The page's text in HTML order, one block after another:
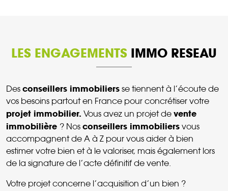
LES ENGAGEMENTS IMMO RESEAU
Des conseillers immobiliers se tiennent à l’écoute de
vos besoins partout en France pour concrétiser votre
projet immobilier. Vous avez un projet de vente
immobilière ? Nos conseillers immobiliers vous
accompagnent de A à Z pour vous aider à bien
estimer votre bien et à le valoriser, mais également lors
de la signature de l’acte définitif de vente.
Votre projet concerne l’acquisition d’un bien ?